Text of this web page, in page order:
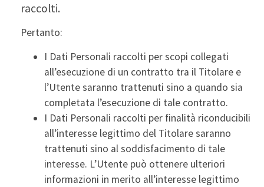
raccolti.
Pertanto:
I Dati Personali raccolti per scopi collegati
all’esecuzione di un contratto tra il Titolare e
l’Utente saranno trattenuti sino a quando sia
completata l’esecuzione di tale contratto.
I Dati Personali raccolti per finalità riconducibili
all’interesse legittimo del Titolare saranno
trattenuti sino al soddisfacimento di tale
interesse. L’Utente può ottenere ulteriori
informazioni in merito all’interesse legittimo